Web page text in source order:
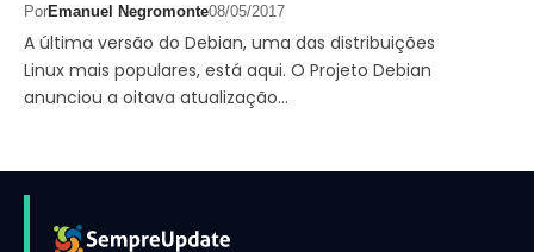
PorEmanuel Negromonte08/05/2017
A última versão do Debian, uma das distribuições
Linux mais populares, está aqui. O Projeto Debian
anunciou a oitava atualização…